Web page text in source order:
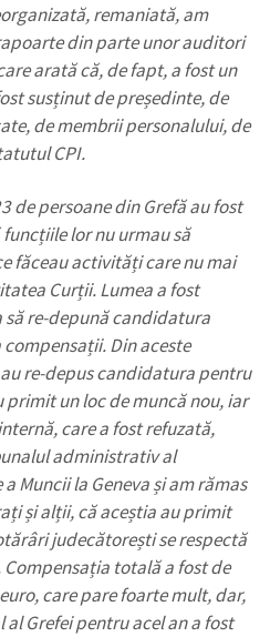
remaniată, am
din parte unor auditori
arată că, de fapt, a fost un
susținut de președinte, de
de membrii personalului, de
CPI.
de persoane din Grefă au fost
lor nu urmau să
făceau activități care nu mai
Curții. Lumea a fost
re-depună candidatura
Din aceste
re-depus candidatura pentru
primit un loc de muncă nou, iar
care a fost refuzată,
administrativ al
Muncii la Geneva și am rămas
și alții, că aceștia au primit
judecătorești se respectă
totală a fost de
care pare foarte mult, dar,
Grefei pentru acel an a fost